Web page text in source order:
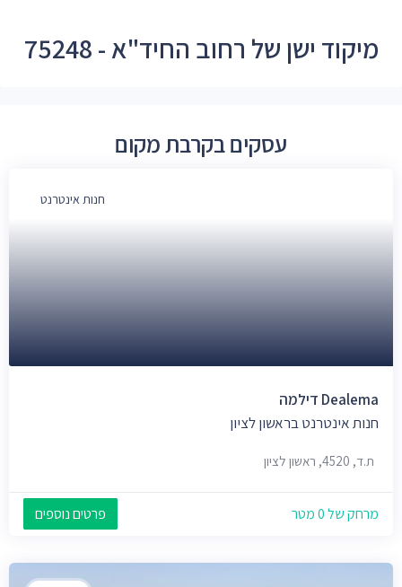
מיקוד ישן של רחוב החיד"א - 75248
עסקים בקרבת מקום
חנות אינטרנט
Dealema דילמה
חנות אינטרנט בראשון לציון
ת.ד, 4520, ראשון לציון
מרחק של 0 מטר פרטים נוספים